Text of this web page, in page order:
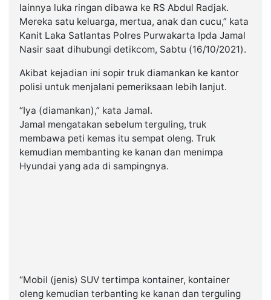
lainnya luka ringan dibawa ke RS Abdul Radjak.
Mereka satu keluarga, mertua, anak dan cucu,” kata
Kanit Laka Satlantas Polres Purwakarta Ipda Jamal
Nasir saat dihubungi detikcom, Sabtu (16/10/2021).
Akibat kejadian ini sopir truk diamankan ke kantor
polisi untuk menjalani pemeriksaan lebih lanjut.
“Iya (diamankan),” kata Jamal.
Jamal mengatakan sebelum terguling, truk
membawa peti kemas itu sempat oleng. Truk
kemudian membanting ke kanan dan menimpa
Hyundai yang ada di sampingnya.
“Mobil (jenis) SUV tertimpa kontainer, kontainer
oleng kemudian terbanting ke kanan dan terguling